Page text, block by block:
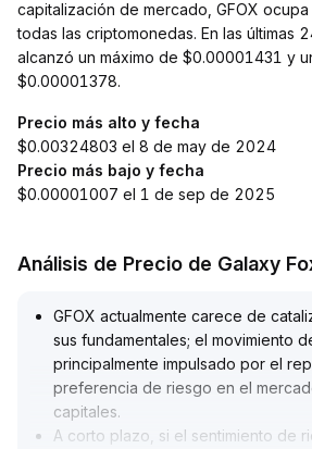
capitalización de mercado, GFOX
todas las criptomonedas. En las últimas
alcanzó un máximo de $0.00001431 y
$0.00001378.
Precio más alto y fecha
$0.00324803 el 8 de may de 2024
Precio más bajo y fecha
$0.00001007 el 1 de sep de 2025
Análisis de Precio de Galaxy
GFOX actualmente carece de
sus fundamentales; el movimiento
principalmente impulsado por el
preferencia de riesgo en el
capitales.
A corto plazo, si el sentimiento de